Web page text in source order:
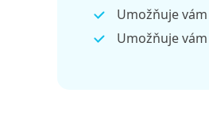
Umožňuje
Umožňuje